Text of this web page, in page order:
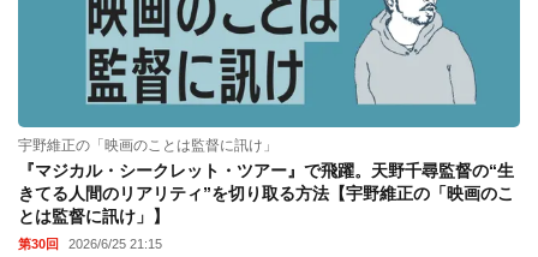
宇野維正の「映画のことは監督に訊け」
『マジカル・シークレット・ツアー』で飛躍。天野千尋監督の“生
きてる人間のリアリティ”を切り取る方法【宇野維正の「映画のこ
とは監督に訊け」】
第30回 2026/6/25 21:15